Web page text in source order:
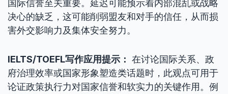
国际信誉至关重要。延迟可能预示着内部混乱或战略
决心的缺乏，这可能削弱盟友和对手的信任，从而损
害外交影响力及集体安全努力。
IELTS/TOEFL写作应用提示： 在讨论国际关系、政
府治理效率或国家形象塑造类话题时，此观点可用于
论证政策执行力对国家信誉和软实力的关键作用。例